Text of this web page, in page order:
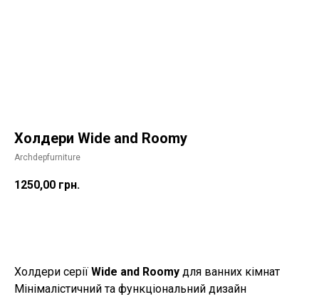
Холдери Wide and Roomy
Archdepfurniture
1250,00 грн.
Холдери серії Wide and Roomy для ванних кімнат
Мінімалістичний та функціональний дизайн